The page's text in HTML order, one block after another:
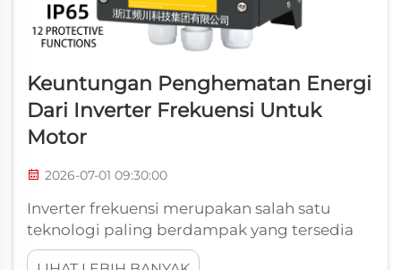
Keuntungan Penghematan Energi
Dari Inverter Frekuensi Untuk
Motor
2026-07-01 09:30:00
Inverter frekuensi merupakan salah satu
teknologi paling berdampak yang tersedia
untuk mengurangi konsumsi energi dalam